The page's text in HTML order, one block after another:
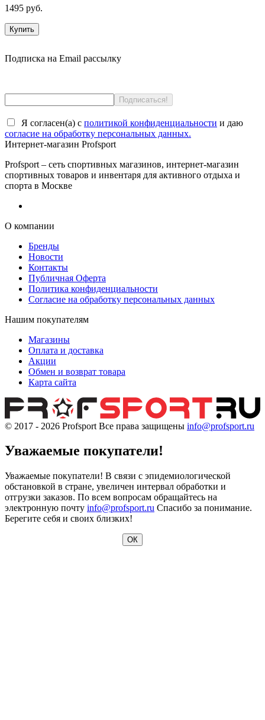
1495 руб.
Купить
Подписка на Email рассылку
Я согласен(a) с политикой конфиденциальности и даю
согласие на обработку персональных данных.
Интернет-магазин Profsport
Profsport – сеть спортивных магазинов, интернет-магазин
спортивных товаров и инвентаря для активного отдыха и
спорта в Москве
О компании
Бренды
Новости
Контакты
Публичная Оферта
Политика конфиденциальности
Согласие на обработку персональных данных
Нашим покупателям
Магазины
Оплата и доставка
Акции
Обмен и возврат товара
Карта сайта
© 2017 - 2026 Profsport Все права защищены info@profsport.ru
Уважаемые покупатели!
Уважаемые покупатели! В связи с эпидемиологической
обстановкой в стране, увеличен интервал обработки и
отгрузки заказов. По всем вопросам обращайтесь на
электронную почту info@profsport.ru Спасибо за понимание.
Берегите себя и своих близких!
ОК